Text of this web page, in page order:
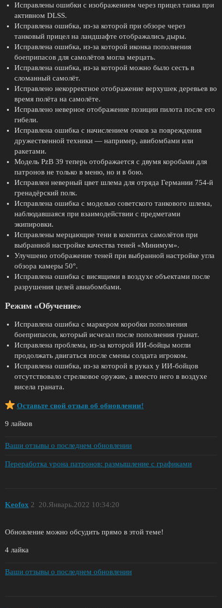
Исправлены ошибки с изображением через прицел танка при
активном DLSS.
Исправлена ошибка, из-за которой при обзоре через
танковый прицел на ландшафте отображались дыры.
Исправлена ошибка, из-за которой иконка пополнения
боеприпасов для самолётов могла мерцать.
Исправлена ошибка, из-за которой можно было сесть в
сломанный самолёт.
Исправлено некорректное отображение верхушек деревьев во
время полёта на самолёте.
Исправлено неверное отображение позиции пилота после его
гибели.
Исправлена ошибка с начислением очков за повреждения
дружественной техники — например, авибомбами или
ракетами.
Модель PzB 39 теперь отображается с двумя коробами для
патронов не только в меню, но и в бою.
Исправлен неверный цвет шлема для отряда Германии 754-й
гренадёрский полк.
Исправлена ошибка с моделью советского танкового шлема,
наблюдавшаяся при взаимодействии с предметами
экипировки.
Исправлены мерцающие тени в кокпитах самолётов при
выбранной настройке качества теней «Минимум».
Улучшено отображение теней при выбранной настройке угла
обзора камеры 50°.
Исправлена ошибка с висящими в воздухе объектами после
разрушения целей авиабомбами.
Режим «Обучение»
Исправлена ошибка с маркером коробки пополнения
боеприпасов, который исчезал после пополнения гранат.
Исправлена проблема, из-за которой ИИ-бойцы могли
продолжать двигаться после смены солдата игроком.
Исправлена ошибка, из-за которой в руках у ИИ-бойцов
отсутствовало стрелковое оружие, а вместо него в воздухе
висела граната.
Оставьте свой отзыв об обновлении!
9 лайков
Ваши отзывы о последнем обновлении
Переработка урона патронов: размышление с графиками
Keofox 20.Январь.2022 10:34:20
2
Обновление можно обсудить прямо в этой теме!
4 лайка
Ваши отзывы о последнем обновлении